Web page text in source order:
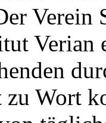
Verein
Verian
zu Wort